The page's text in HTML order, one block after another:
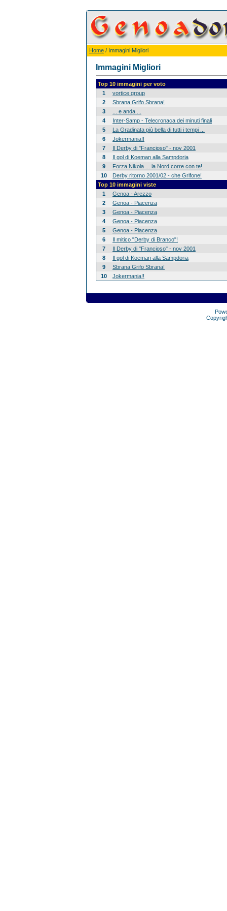
Home / Immagini Migliori
Immagini Migliori
Top 10 immagini per voto
1
vortice group
2
Sbrana Grifo Sbrana!
3
... e anda ...
4
Inter-Samp - Telecronaca dei minuti finali
5
La Gradinata più bella di tutti i tempi ...
6
Jokermania!!
7
Il Derby di "Francioso" - nov 2001
8
Il gol di Koeman alla Sampdoria
9
Forza Nikola ... la Nord corre con te!
10
Derby ritorno 2001/02 - che Grifone!
Top 10 immagini viste
1
Genoa - Arezzo
2
Genoa - Piacenza
3
Genoa - Piacenza
4
Genoa - Piacenza
5
Genoa - Piacenza
6
Il mitico "Derby di Branco"!
7
Il Derby di "Francioso" - nov 2001
8
Il gol di Koeman alla Sampdoria
9
Sbrana Grifo Sbrana!
10
Jokermania!!